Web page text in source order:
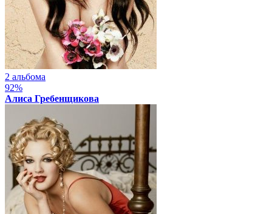
2 альбома
92%
Алиса Гребенщикова